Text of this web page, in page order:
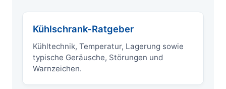
Kühlschrank-Ratgeber
Kühltechnik, Temperatur, Lagerung sowie
typische Geräusche, Störungen und
Warnzeichen.